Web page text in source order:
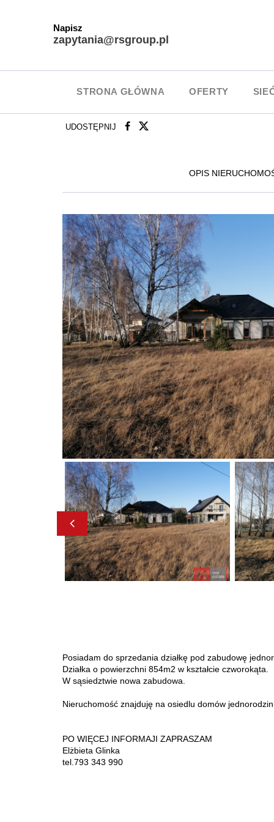
Napisz
zapytania@rsgroup.pl
STRONA GŁÓWNA OFERTY
UDOSTĘPNIJ
OPIS
Posiadam do sprzedania działkę pod zabudowę
Działka o powierzchni 854m2 w kształcie czworokąta.
W sąsiedztwie nowa zabudowa.
Nieruchomość znajduję na osiedlu domów
PO WIĘCEJ INFORMAJI ZAPRASZAM
Elżbieta Glinka
tel.793 343 990